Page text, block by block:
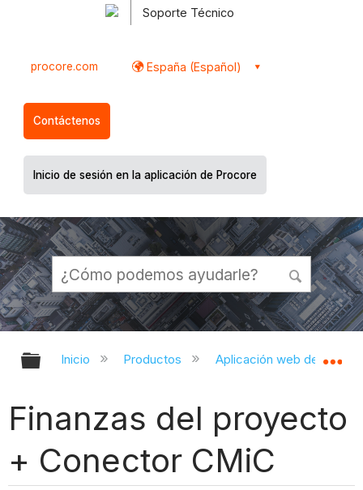
Soporte Técnico
procore.com España (Español)
Contáctenos
Inicio de sesión en la aplicación de Procore
Expandir/contraer jerarquía global
Inicio Productos Aplicación web de
Finanzas del proyecto
+ Conector CMiC